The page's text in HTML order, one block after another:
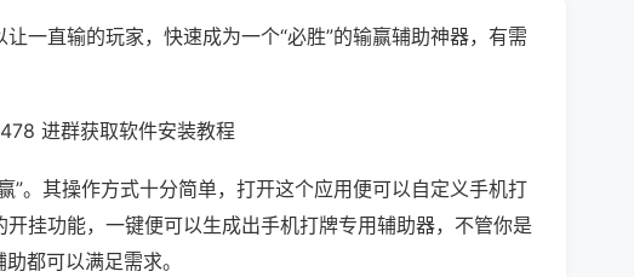
一直输的玩家，快速成为一个“必胜”的输赢辅助神器，有需
进群获取软件安装教程
”。其操作方式十分简单，打开这个应用便可以自定义手机打
挂功能，一键便可以生成出手机打牌专用辅助器，不管你是
都可以满足需求。